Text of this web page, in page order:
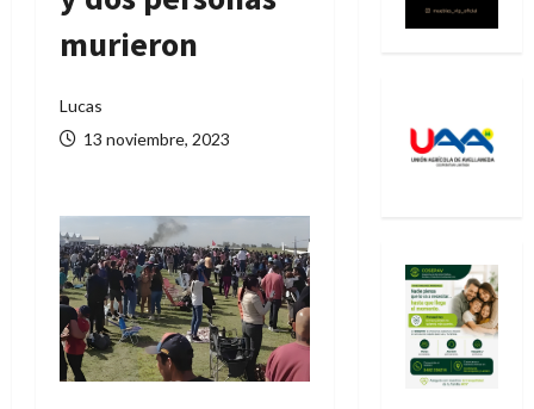
murieron
Lucas
13 noviembre, 2023